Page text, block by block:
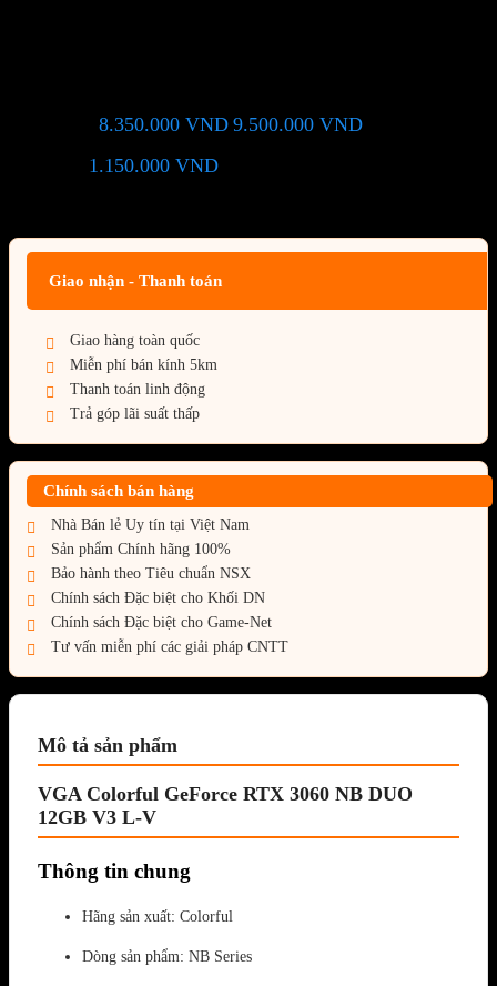
8.350.000 VND 9.500.000 VND
1.150.000 VND
Giao nhận - Thanh toán
Giao hàng toàn quốc
Miễn phí bán kính 5km
Thanh toán linh động
Trả góp lãi suất thấp
Chính sách bán hàng
Nhà Bán lẻ Uy tín tại Việt Nam
Sản phẩm Chính hãng 100%
Bảo hành theo Tiêu chuẩn NSX
Chính sách Đặc biệt cho Khối DN
Chính sách Đặc biệt cho Game-Net
Tư vấn miễn phí các giải pháp CNTT
Mô tả sản phẩm
VGA Colorful GeForce RTX 3060 NB DUO
12GB V3 L-V
Thông tin chung
Hãng sản xuất: Colorful
Dòng sản phẩm: NB Series